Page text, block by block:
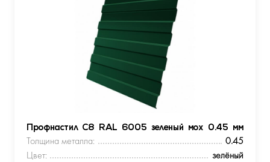
Профнастил С8 RAL 6005 зеленый мох 0.45 мм
Толщина металла:
0.45
Цвет:
зелёный